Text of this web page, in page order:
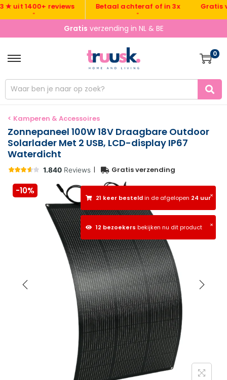
1400+ reviews Betaal achteraf of in 3x Gratis
Gratis verzending in NL & BE
0
< Kamperen & Accessoires
Zonnepaneel 100W 18V Draagbare Outdoor
Solarlader Met 2 USB, LCD-display IP67
Waterdicht
| Gratis verzending
×
21 keer besteldin de afgelopen 24 uur
×
12 bezoekers bekijken nu dit product
-10%